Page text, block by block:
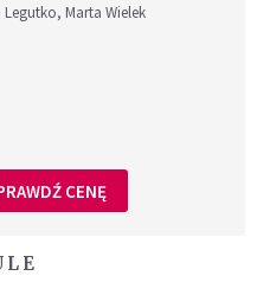
Legutko, Marta Wielek
CENĘ